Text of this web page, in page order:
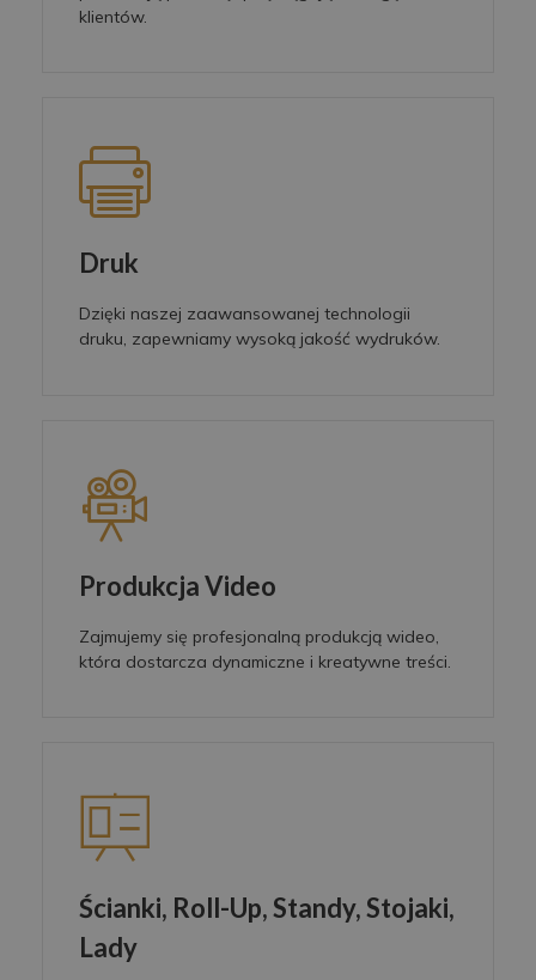
klientów.
Druk
Dzięki naszej zaawansowanej technologii
druku, zapewniamy wysoką jakość wydruków.
Produkcja Video
Zajmujemy się profesjonalną produkcją wideo,
która dostarcza dynamiczne i kreatywne treści.
Ścianki, Roll-Up, Standy, Stojaki,
Lady